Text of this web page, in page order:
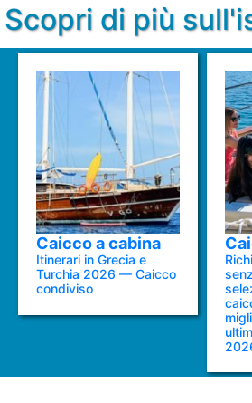
Scopri di più
Caicco a cabina
Itinerari in Grecia e
Turchia 2026 — Caicco
condiviso